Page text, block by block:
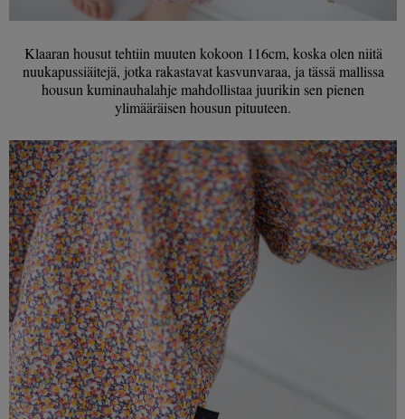
Klaaran housut tehtiin muuten kokoon 116cm, koska olen niitä
nuukapussiäitejä, jotka rakastavat kasvunvaraa, ja tässä mallissa
housun kuminauhalahje mahdollistaa juurikin sen pienen
ylimääräisen housun pituuteen.